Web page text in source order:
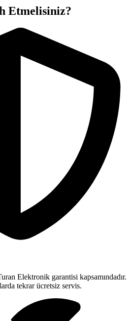
Etmelisiniz?
Elektronik garantisi kapsamındadır.
tekrar ücretsiz servis.